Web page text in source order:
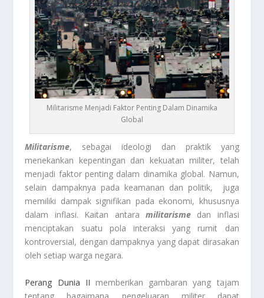
Militarisme Menjadi Faktor Penting Dalam Dinamika
Global
Militarisme, sebagai ideologi dan praktik yang
menekankan kepentingan dan kekuatan militer, telah
menjadi faktor penting dalam dinamika global. Namun,
selain dampaknya pada keamanan dan politik, juga
memiliki dampak signifikan pada ekonomi, khususnya
dalam inflasi. Kaitan antara militarismedan inflasi
menciptakan suatu pola interaksi yang rumit dan
kontroversial, dengan dampaknya yang dapat dirasakan
oleh setiap warga negara.
Perang Dunia II memberikan gambaran yang tajam